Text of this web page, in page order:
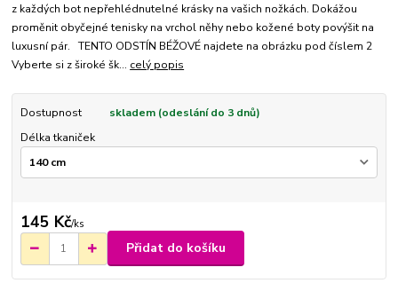
z každých bot nepřehlédnutelné krásky na vašich nožkách. Dokážou
proměnit obyčejné tenisky na vrchol něhy nebo kožené boty povýšit na
luxusní pár. TENTO ODSTÍN BÉŽOVÉ najdete na obrázku pod číslem 2
Vyberte si z široké šk... celý popis
Dostupnost
skladem (odeslání do 3 dnů)
Délka tkaniček
145 Kč/ks
Přidat do košíku